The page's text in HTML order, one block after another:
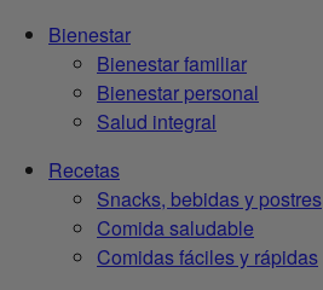
Bienestar
Bienestar familiar
Bienestar personal
Salud integral
Recetas
Snacks, bebidas y postres
Comida saludable
Comidas fáciles y rápidas